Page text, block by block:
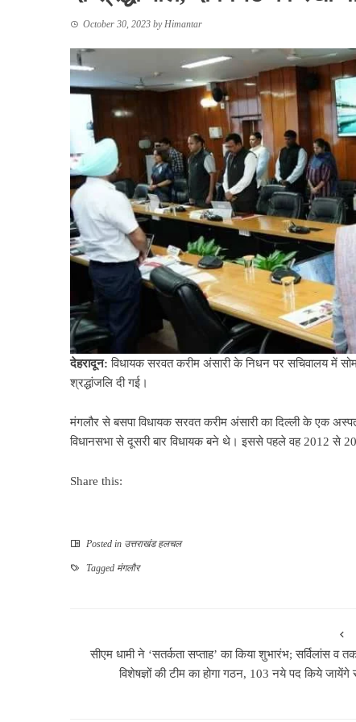
October 30, 2023 byHimantar
देहरादून: विधायक सरवत करीम अंसारी के निधन पर सचिवालय में
श्रद्धांजलि दी गई।
मंगलौर से बसपा विधायक सरवत करीम अंसारी का दिल्ली के एक
विधानसभा से दूसरी बार विधायक बने थे। इससे पहले वह 2012 से
Share this:
Posted in उत्तराखंड हलचल
Tagged मंगलौर
सीएम धामी ने ‘सतर्कता सप्ताह’ का किया शुभारंभ; सर्विलांस व
विशेषज्ञों की टीम का होगा गठन, 103 नये पद किये जायेंगे